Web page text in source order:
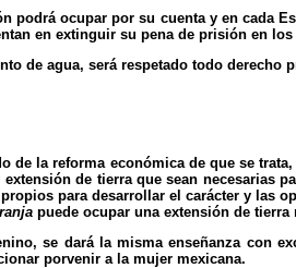
podrá ocupar por su cuenta y en cada
en extinguir su pena de prisión en
de agua, será respetado todo derecho
de la reforma económica de que se
de tierra que sean necesarias
para desarrollar el carácter y las
puede ocupar una extensión de
se dará la misma enseñanza con
porvenir a la mujer mexicana.